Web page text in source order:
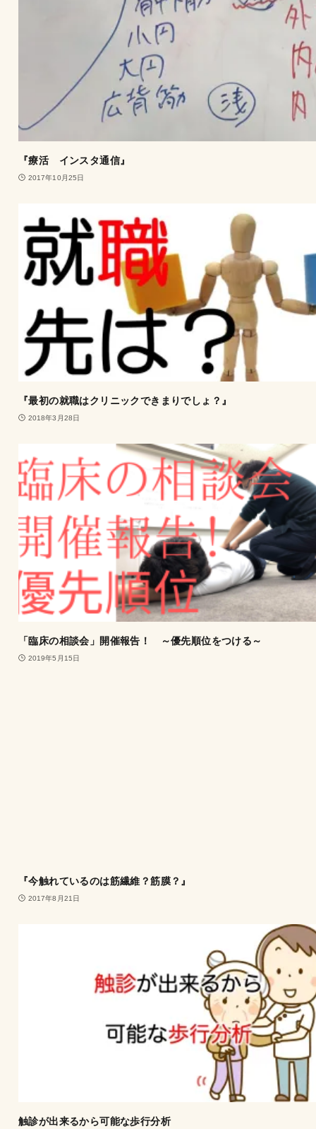
『療活 インスタ通信』
2017年10月25日
『最初の就職はクリニックできまりでしょ？』
2018年3月28日
「臨床の相談会」開催報告！ ～優先順位をつける～
2019年5月15日
『今触れているのは筋繊維？筋膜？』
2017年8月21日
触診が出来るから可能な歩行分析